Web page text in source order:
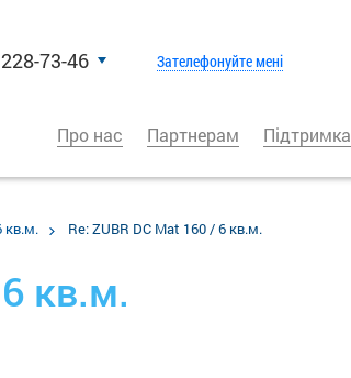
73-46 Зателефонуйте мені
Про нас Партнерам Підтримка
кв.м. Re: ZUBR DC Mat 160 / 6 кв.м.
кв.м.